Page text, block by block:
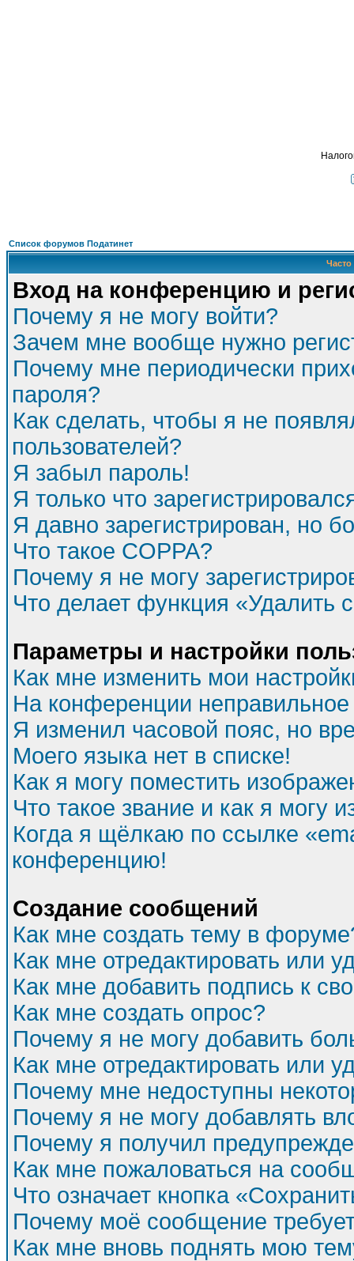
Список форумов Податинет
Вход на конференцию и
Почему я не могу войти?
Зачем мне вообще нужно
Почему мне периодически
пароля?
Как сделать, чтобы я не
пользователей?
Я забыл пароль!
Я только что
Я давно зарегистрирован, но
Что такое COPPA?
Почему я не могу
Что делает функция «Удалить
Параметры и настройки
Как мне изменить мои
На конференции
Я изменил часовой пояс, но
Моего языка нет в списке!
Как я могу поместить
Что такое звание и как я могу
Когда я щёлкаю по ссылке
конференцию!
Создание сообщений
Как мне создать тему в
Как мне отредактировать или
Как мне добавить подпись к
Как мне создать опрос?
Почему я не могу добавить
Как мне отредактировать или
Почему мне недоступны
Почему я не могу добавлять
Почему я получил
Как мне пожаловаться на
Что означает кнопка
Почему моё сообщение
Как мне вновь поднять мою